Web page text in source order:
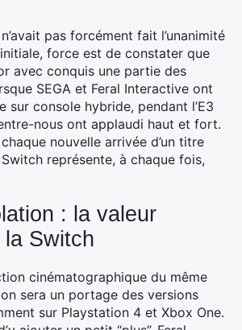
pas forcément fait l’unanimité
force est de constater que
avec conquis une partie des
SEGA et Feral Interactive ont
sur console hybride, pendant l’E3
nous ont applaudi haut et fort.
nouvelle arrivée d’un titre
représente, à chaque fois,
: la valeur
Switch
cinématographique du même
sera un portage des versions
sur Playstation 4 et Xbox One.